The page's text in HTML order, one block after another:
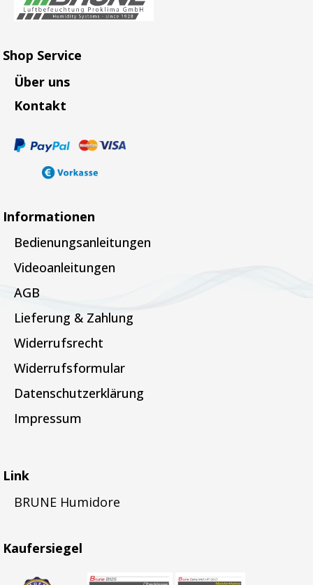
Shop Service
Über uns
Kontakt
Informationen
Bedienungsanleitungen
Videoanleitungen
AGB
Lieferung & Zahlung
Widerrufsrecht
Widerrufsformular
Datenschutzerklärung
Impressum
Link
BRUNE Humidore
Kaufersiegel